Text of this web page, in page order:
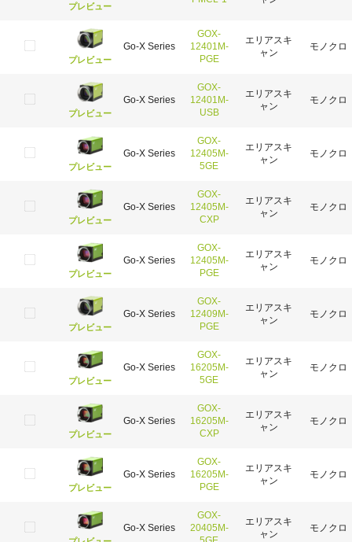
プレビュー
プレビュー
Go-X Series
GOX-
12401M-
PGE
エリアスキ
ャン
モノクロ
プレビュー
Go-X Series
GOX-
12401M-
USB
エリアスキ
ャン
モノクロ
プレビュー
Go-X Series
GOX-
12405M-
5GE
エリアスキ
ャン
モノクロ
プレビュー
Go-X Series
GOX-
12405M-
CXP
エリアスキ
ャン
モノクロ
プレビュー
Go-X Series
GOX-
12405M-
PGE
エリアスキ
ャン
モノクロ
プレビュー
Go-X Series
GOX-
12409M-
PGE
エリアスキ
ャン
モノクロ
プレビュー
Go-X Series
GOX-
16205M-
5GE
エリアスキ
ャン
モノクロ
プレビュー
Go-X Series
GOX-
16205M-
CXP
エリアスキ
ャン
モノクロ
プレビュー
Go-X Series
GOX-
16205M-
PGE
エリアスキ
ャン
モノクロ
Go-X Series
GOX-
20405M-
エリアスキ
ャン
モノクロ